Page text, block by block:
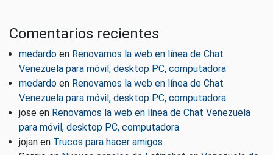
Comentarios recientes
medardo en Renovamos la web en línea de Chat
Venezuela para móvil, desktop PC, computadora
medardo en Renovamos la web en línea de Chat
Venezuela para móvil, desktop PC, computadora
jose en Renovamos la web en línea de Chat Venezuela
para móvil, desktop PC, computadora
jojan en Trucos para hacer amigos